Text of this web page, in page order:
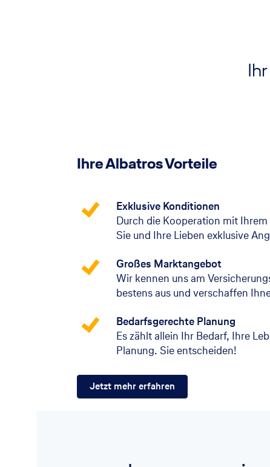
Ihre Albatros Vorteile
Exklusive Konditionen
Durch die Kooperation mit
Sie und Ihre Lieben exklusive
Großes Marktangebot
Wir kennen uns am
bestens aus und verschaffen
Bedarfsgerechte Planung
Es zählt allein Ihr Bedarf, Ihre
Planung. Sie entscheiden!
Jetzt mehr erfahren